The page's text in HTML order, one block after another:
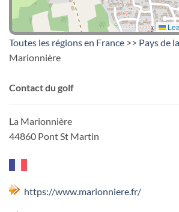
Toutes les régions en France >> Pays de
Marionnière
Contact du golf
La Marionnière
44860 Pont St Martin
https://www.marionniere.fr/